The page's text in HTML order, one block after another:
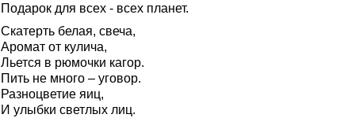
Подарок для всех - всех планет.
Скатерть белая, свеча,
Аромат от кулича,
Льется в рюмочки кагор.
Пить не много – уговор.
Разноцветие яиц,
И улыбки светлых лиц.